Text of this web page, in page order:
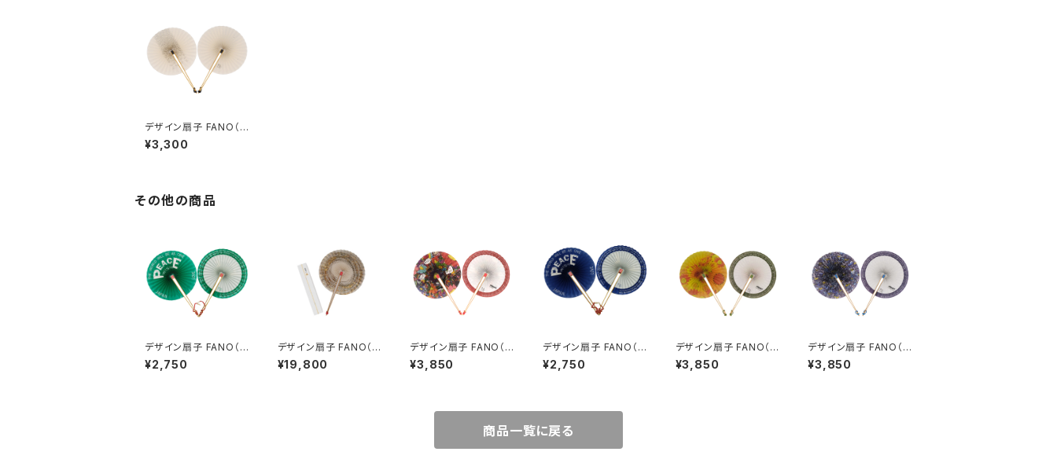
デザイン扇子 FANO（フ
ァーノ） ORIZURU
¥3,300
その他の商品
デザイン扇子 FANO（フ
ァーノ） ピースバージョ
ン グリーン
¥2,750
デザイン扇子 FANO（フ
ァーノ）歴清社バージョ
ン ミックス
¥19,800
デザイン扇子 FANO（フ
ァーノ）オンアートバー
ジョン MCT
¥3,850
デザイン扇子 FANO（フ
ァーノ） ピースバージョ
ン ブルー
¥2,750
デザイン扇子 FANO（フ
ァーノ）オンアートバー
ジョン 小楠 アキコ
¥3,850
デザイン扇子 FANO（フ
ァーノ）オンアートバー
ジョン たかしま ゆきな
¥3,850
商品一覧に戻る